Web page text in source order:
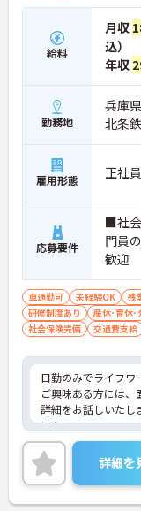
給料
月収
込）
年収
勤務地
兵庫
北条
雇用形態 正社
応募要件
■社
門員
歓迎
車通勤可 未経験OK 残
研修制度あり
産休･育休･
社会保険完備
交通費支給
日勤のみでライフ
ご興味ある方には、
詳細をお話しいたし
い！
詳細を